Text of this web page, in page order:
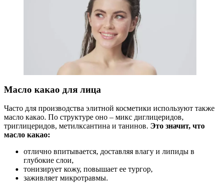
Масло какао для лица
Часто для производства элитной косметики используют также
масло какао. По структуре оно – микс диглицеридов,
триглицеридов, метилксантина и танинов. Это значит, что
масло какао:
отлично впитывается, доставляя влагу и липиды в
глубокие слои,
тонизирует кожу, повышает ее тургор,
заживляет микротравмы.